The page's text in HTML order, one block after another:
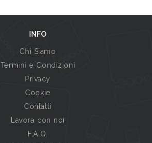
INFO
Chi Siamo
Termini e Condizioni
Privacy
Cookie
Contatti
Lavora con noi
F.A.Q.